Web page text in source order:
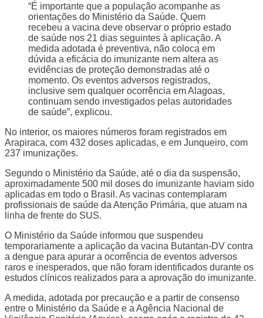
“É importante que a população acompanhe as
orientações do Ministério da Saúde. Quem
recebeu a vacina deve observar o próprio estado
de saúde nos 21 dias seguintes à aplicação. A
medida adotada é preventiva, não coloca em
dúvida a eficácia do imunizante nem altera as
evidências de proteção demonstradas até o
momento. Os eventos adversos registrados,
inclusive sem qualquer ocorrência em Alagoas,
continuam sendo investigados pelas autoridades
de saúde”, explicou.
No interior, os maiores números foram registrados em
Arapiraca, com 432 doses aplicadas, e em Junqueiro, com
237 imunizações.
Segundo o Ministério da Saúde, até o dia da suspensão,
aproximadamente 500 mil doses do imunizante haviam sido
aplicadas em todo o Brasil. As vacinas contemplaram
profissionais de saúde da Atenção Primária, que atuam na
linha de frente do SUS.
O Ministério da Saúde informou que suspendeu
temporariamente a aplicação da vacina Butantan-DV contra
a dengue para apurar a ocorrência de eventos adversos
raros e inesperados, que não foram identificados durante os
estudos clínicos realizados para a aprovação do imunizante.
A medida, adotada por precaução e a partir de consenso
entre o Ministério da Saúde e a Agência Nacional de